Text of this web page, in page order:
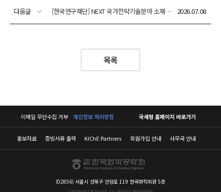
다음글 [한국연구재단] NEXT 국가전략기술분야 소재 R&D 연구주제 수요조사 2026.07.08
목록
이메일 무단수집 거부 개인정보 처리방침 국세청 홈페이지 바로가기
홍보자료 증빙서류 출력 KIChE Partners 회원가입 안내 사무국 안내
(02856) 서울시 성북구 안암로 119 한국화학회관 5층